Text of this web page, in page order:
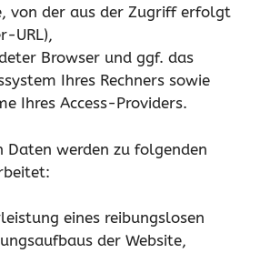
von der aus der Zugriff erfolgt
URL),
Browser und ggf. das
Ihres Rechners sowie
Ihres Access-Providers.
Daten werden zu folgenden
eines reibungslosen
der Website,